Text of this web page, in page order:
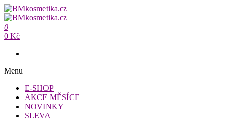
Přeskočit
na
obsah
BMkosmetika.cz
BMkosmetika.cz
0
0 Kč
Menu
E-SHOP
AKCE MĚSÍCE
NOVINKY
SLEVA